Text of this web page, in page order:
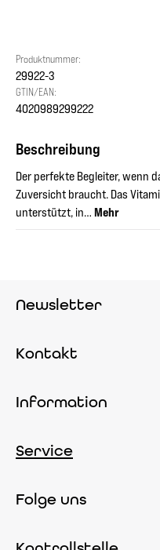
Produktnummer:
29922-3
GTIN/EAN:
4020989299222
Beschreibung
Der perfekte Begleiter, wenn
Zuversicht braucht. Das
unterstützt, in… Mehr
Newsletter
Kontakt
Information
Service
Folge uns